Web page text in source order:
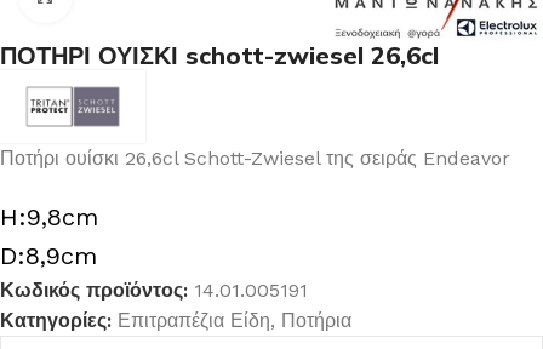
ΠΟΤΗΡΙ ΟΥΙΣΚΙ schott-zwiesel 26,6cl
Ποτήρι ουίσκι 26,6cl Schott-Zwiesel της σειράς Endeavor
H:9,8cm
D:8,9cm
Κωδικός προϊόντος: 14.01.005191
Κατηγορίες: Επιτραπέζια Είδη, Ποτήρια